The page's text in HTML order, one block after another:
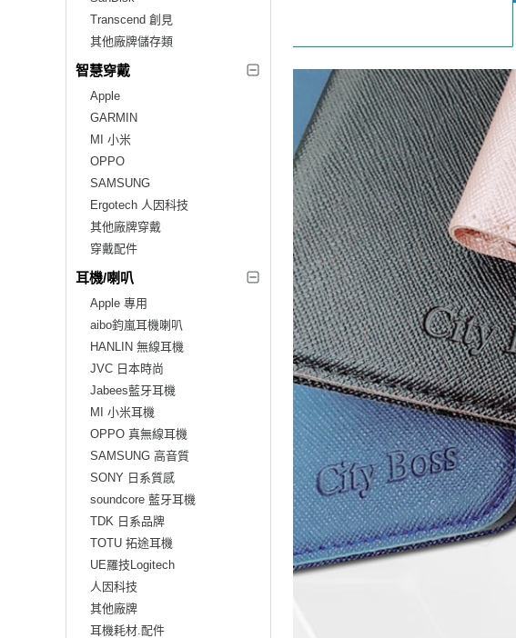
Transcend 創見
其他廠牌儲存類
智慧穿戴
Apple
GARMIN
MI 小米
OPPO
SAMSUNG
Ergotech 人因科技
其他廠牌穿戴
穿戴配件
耳機/喇叭
Apple 專用
aibo鈞嵐耳機喇叭
HANLIN 無線耳機
JVC 日本時尚
Jabees藍牙耳機
MI 小米耳機
OPPO 真無線耳機
SAMSUNG 高音質
SONY 日系質感
soundcore 藍牙耳機
TDK 日系品牌
TOTU 拓途耳機
UE羅技Logitech
人因科技
其他廠牌
耳機耗材.配件